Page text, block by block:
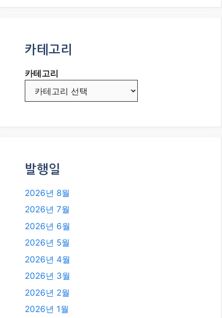
카테고리
카테고리
발행일
2026년 8월
2026년 7월
2026년 6월
2026년 5월
2026년 4월
2026년 3월
2026년 2월
2026년 1월